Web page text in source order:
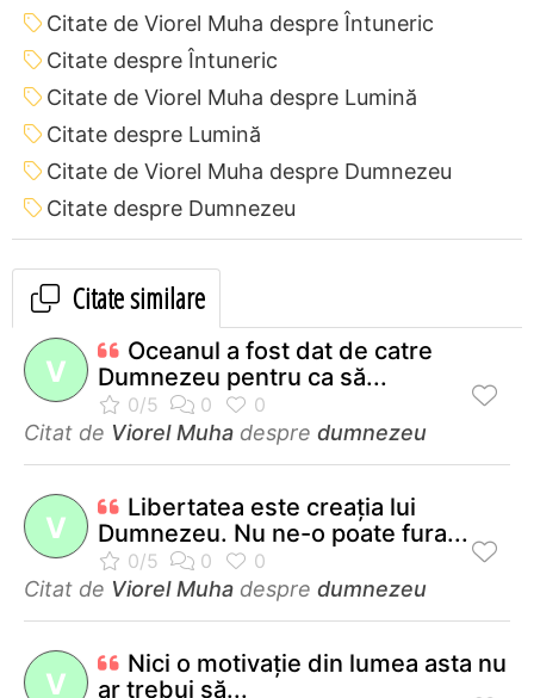
Citate de Viorel Muha despre Întuneric
Citate despre Întuneric
Citate de Viorel Muha despre Lumină
Citate despre Lumină
Citate de Viorel Muha despre Dumnezeu
Citate despre Dumnezeu
Citate similare
V
Oceanul a fost dat de catre
Dumnezeu pentru ca să...
Citat de Viorel Muha despre dumnezeu
V
Libertatea este creaţia lui
Dumnezeu. Nu ne-o poate fura...
Citat de Viorel Muha despre dumnezeu
V
Nici o motivaţie din lumea asta nu
ar trebui să...